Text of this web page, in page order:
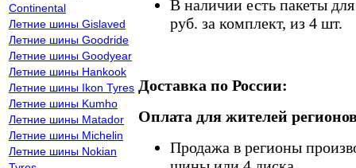
Continental
Летние шины Gislaved
Летние шины Goodride
Летние шины Goodyear
Летние шины Hankook
Летние шины Ikon Tyres
Летние шины Kumho
Летние шины Matador
Летние шины Michelin
Летние шины Nokian
В наличии есть пакеты
руб. за комплект, из 4 шт.
Доставка по России:
Оплата для жителей
Продажа в регионы